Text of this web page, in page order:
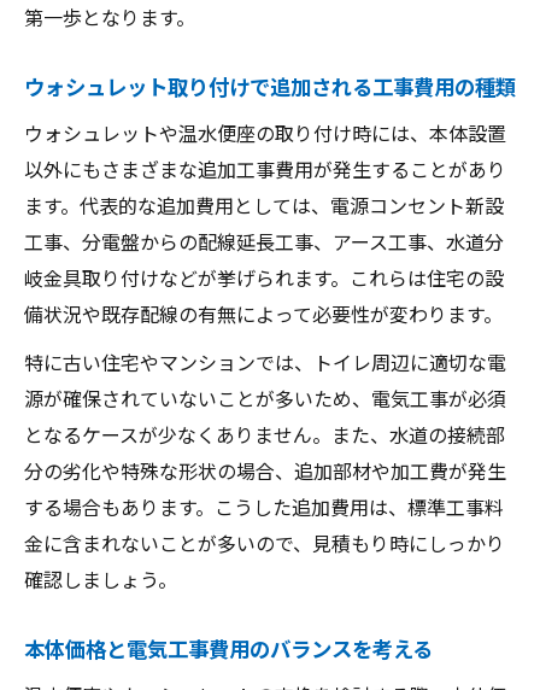
第一歩となります。
ウォシュレット取り付けで追加される工事費用の種類
ウォシュレットや温水便座の取り付け時には、本体設置
以外にもさまざまな追加工事費用が発生することがあり
ます。代表的な追加費用としては、電源コンセント新設
工事、分電盤からの配線延長工事、アース工事、水道分
岐金具取り付けなどが挙げられます。これらは住宅の設
備状況や既存配線の有無によって必要性が変わります。
特に古い住宅やマンションでは、トイレ周辺に適切な電
源が確保されていないことが多いため、電気工事が必須
となるケースが少なくありません。また、水道の接続部
分の劣化や特殊な形状の場合、追加部材や加工費が発生
する場合もあります。こうした追加費用は、標準工事料
金に含まれないことが多いので、見積もり時にしっかり
確認しましょう。
本体価格と電気工事費用のバランスを考える